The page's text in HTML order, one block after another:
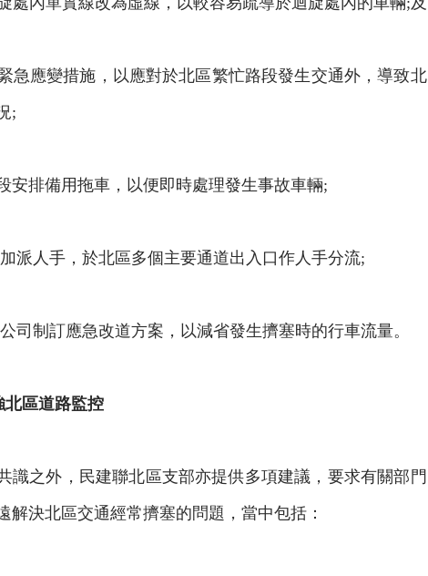
應變措施，以應對於北區繁忙路段發生交通外，導致北
;
備用拖車，以便即時處理發生事故車輛;
人手，於北區多個主要通道出入口作人手分流;
制訂應急改道方案，以減省發生擠塞時的行車流量。
北區道路監控
之外，民建聯北區支部亦提供多項建議，要求有關部門
解決北區交通經常擠塞的問題，當中包括：